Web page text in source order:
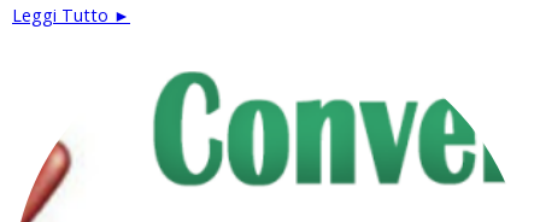
Leggi Tutto ►